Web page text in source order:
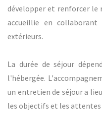
développer et renforcer le
accueillie en collaborant
extérieurs.
La durée de séjour
l'hébergée.
un entretien de séjour a
les objectifs et les